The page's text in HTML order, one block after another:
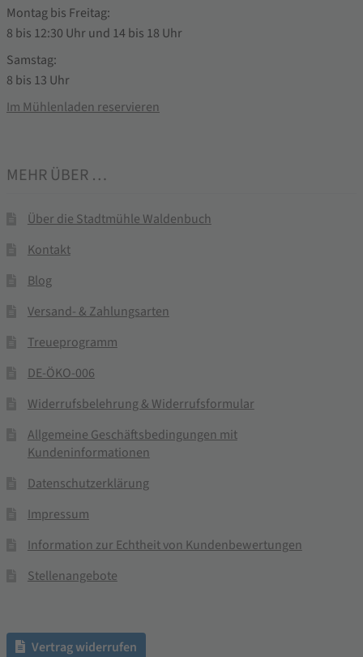
Montag bis Freitag:
8 bis 12:30 Uhr und 14 bis 18 Uhr
Samstag:
8 bis 13 Uhr
Im Mühlenladen reservieren
MEHR ÜBER …
Über die Stadtmühle Waldenbuch
Kontakt
Blog
Versand- & Zahlungsarten
Treueprogramm
DE-ÖKO-006
Widerrufsbelehrung & Widerrufsformular
Allgemeine Geschäftsbedingungen mit
Kundeninformationen
Datenschutzerklärung
Impressum
Information zur Echtheit von Kundenbewertungen
Stellenangebote
Vertrag widerrufen